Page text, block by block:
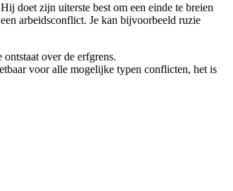
doet zijn uiterste best om een einde te breien
arbeidsconflict. Je kan bijvoorbeeld ruzie
over de erfgrens.
voor alle mogelijke typen conflicten, het is